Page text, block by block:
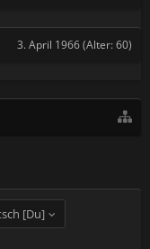
3. April 1966(Alter: 60)
[Du]